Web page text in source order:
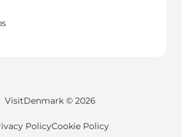
VisitDenmark © 2026
PolicyCookie Policy